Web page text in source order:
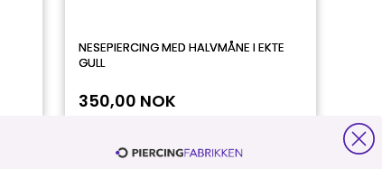
NESEPIERCING MED HALVMÅNE I EKTE
GULL
350,00 NOK